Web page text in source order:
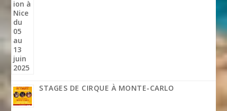
STAGES DE CIRQUE À MONTE-CARLO